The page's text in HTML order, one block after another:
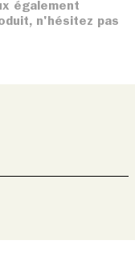
également
n'hésitez pas